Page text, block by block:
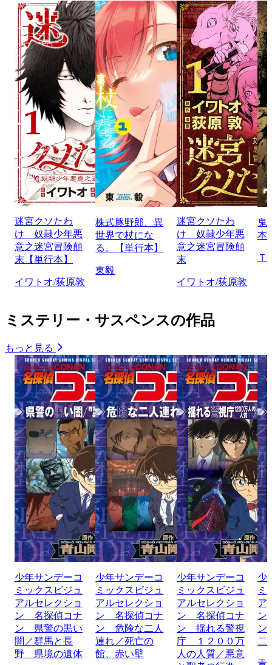
迷宮クソたわ
け 奴隷少年悪
意之迷宮冒険顛
末【単行本】
イワトオ/荻原敦
株式豚野郎、異
世界で杖にな
る。【単行本】
東毅
迷宮クソたわ
け 奴隷少年悪
意之迷宮冒険顛
末
イワトオ/荻原敦
鬼
本
Ｔ
ミステリー・サスペンスの作品
もっと見る
少年サンデーコ
ミックスビジュ
アルセレクショ
ン 名探偵コナ
ン 県警の黒い
闇／群馬と長
野 県境の遺体
少年サンデーコ
ミックスビジュ
アルセレクショ
ン 名探偵コナ
ン 危険な二人
連れ／死亡の
館、赤い壁
少年サンデーコ
ミックスビジュ
アルセレクショ
ン 名探偵コナ
ン 揺れる警視
庁 １２００万
人の人質／悪意
少
ミ
ア
ン
ン
二